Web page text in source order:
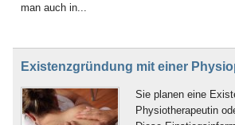
man auch in...
Existenzgründung mit einer
Sie planen eine
Physiotherapeutin